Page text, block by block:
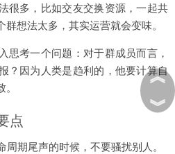
很多，比如交友交换资源，一起共
想法太多，其实运营就会变味。
思考一个问题：对于群成员而言，
？因为人类是趋利的，他要计算自
点
期尾声的时候，不要骚扰别人。
︽
︾